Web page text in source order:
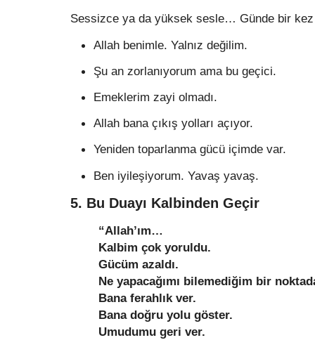
Sessizce ya da yüksek sesle… Günde bir
Allah benimle. Yalnız değilim.
Şu an zorlanıyorum ama bu geçici.
Emeklerim zayi olmadı.
Allah bana çıkış yolları açıyor.
Yeniden toparlanma gücü içimde var.
Ben iyileşiyorum. Yavaş yavaş.
5. Bu Duayı Kalbinden Geçir
“Allah’ım…
Kalbim çok yoruldu.
Gücüm azaldı.
Ne yapacağımı bilemediğim bir
Bana ferahlık ver.
Bana doğru yolu göster.
Umudumu geri ver.